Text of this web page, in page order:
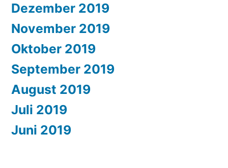
Dezember 2019
November 2019
Oktober 2019
September 2019
August 2019
Juli 2019
Juni 2019